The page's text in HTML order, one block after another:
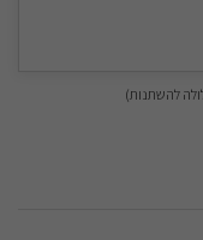
להשתנות)